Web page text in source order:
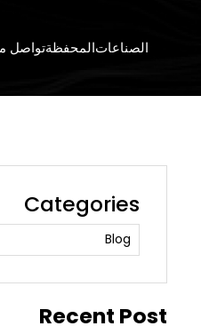
الصناعاتالمحفظةتواصل
Categories
Blog
Recent Post